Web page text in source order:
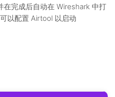
完成后自动在 Wireshark 中打
以配置 Airtool 以启动